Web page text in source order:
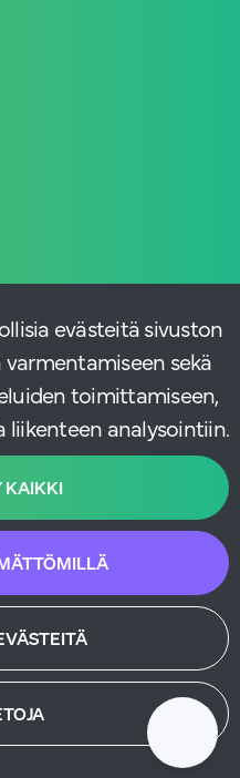
evästeitä sivuston
sekä
toimittamiseen,
analysointiin.
KAIKKI
moderneja tekoälytyökaluja.